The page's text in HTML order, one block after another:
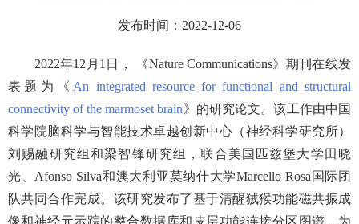
发布时间：2022-12-06
2022年12 月 1 日， 《Nature Communications》期刊在线发
表题为《 An integrated resource for functional and structural
connectivity of the marmoset brain》的研究论文。该工作由中国
科学院脑科学与智能技术卓越创新中心（神经科学研究所）
刘赐融研究组和梁智锋研究组，联合美国匹兹堡大学田晓
光、 Afonso Silva和澳大利亚莫纳什大学Marcello Rosa 国际团
队共同合作完成。该研究发布了基于清醒狨猴功能磁共振成
像和神经元示踪的整合数据库和皮层功能连接分区图谱， 为